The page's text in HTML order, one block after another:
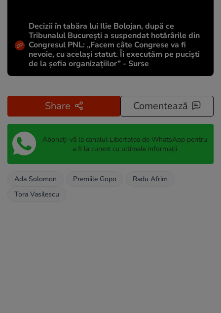
Decizii în tabăra lui Ilie Bolojan, după ce
Tribunalul București a suspendat hotărârile din
Congresul PNL: „Facem câte Congrese va fi
nevoie, cu același statut. Îi executăm pe puciști
de la șefia organizațiilor” - Surse
Share Comentează
Abonați-vă la canalul Libertatea de WhatsApp pentru
a fi la curent cu ultimele informații
Ada Solomon Premiile Gopo
Radu Afrim
Tora Vasilescu